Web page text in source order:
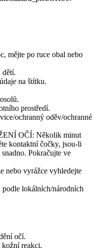
mějte po ruce obal nebo
dětí.
na štítku.
prostředí.
ochranný oděv/ochranné
OČÍ: Několik minut
kontaktní čočky, jsou-li
Pokračujte ve
nebo vyrážce vyhledejte
lokálních/národních
očí.
reakci.